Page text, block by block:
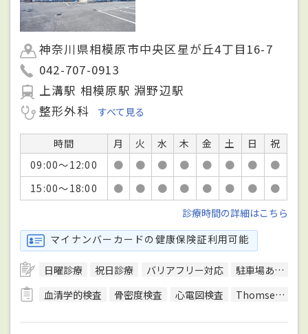
神奈川県相模原市中央区星が丘4丁目16-7
042-707-0913
上溝駅 相模原駅 淵野辺駅
整形外科
すべて見る
時間 月 火 水 木 金 土 日
祝
09:00～12:00
● ● ● ● ● ● ●
●
15:00～18:00
● ● ● ● ● ● ●
●
診療時間の詳細はこちら
マイナンバーカードの健康保険証利用可能
日曜診療 祝日診療 バリアフリー対応 駐車場あり
血清学的検査
骨密度検査 心電図検査 Thomsen（トムセン）テスト